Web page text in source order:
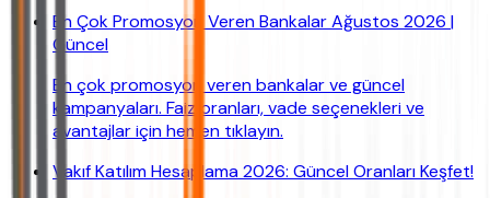
En Çok Promosyon Veren Bankalar Ağustos 2026 |
Güncel
En çok promosyon veren bankalar ve güncel
kampanyaları. Faiz oranları, vade seçenekleri ve
avantajlar için hemen tıklayın.
Vakıf Katılım Hesaplama 2026: Güncel Oranları Keşfet!